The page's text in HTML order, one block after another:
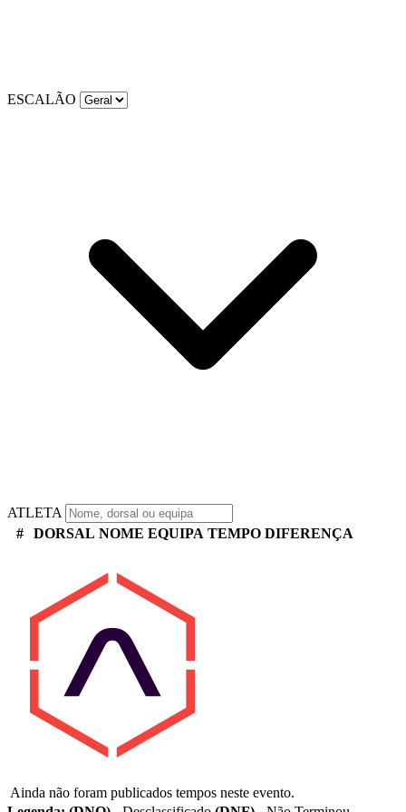
ESCALÃO
ATLETA
#
DORSAL NOME EQUIPA TEMPO DIFERENÇA
Ainda não foram publicados tempos neste evento.